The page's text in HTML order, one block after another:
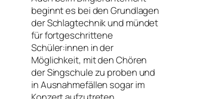
beginnt es bei den Grundlagen
der Schlagtechnik und mündet
für fortgeschrittene
Schüler:innen in der
Möglichkeit, mit den Chören
der Singschule zu proben und
in Ausnahmefällen sogar im